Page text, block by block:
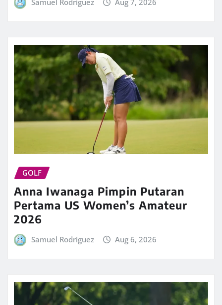
Samuel Rodriguez Aug 7, 2026
GOLF
Anna Iwanaga Pimpin Putaran
Pertama US Women’s Amateur
2026
Samuel Rodriguez Aug 6, 2026